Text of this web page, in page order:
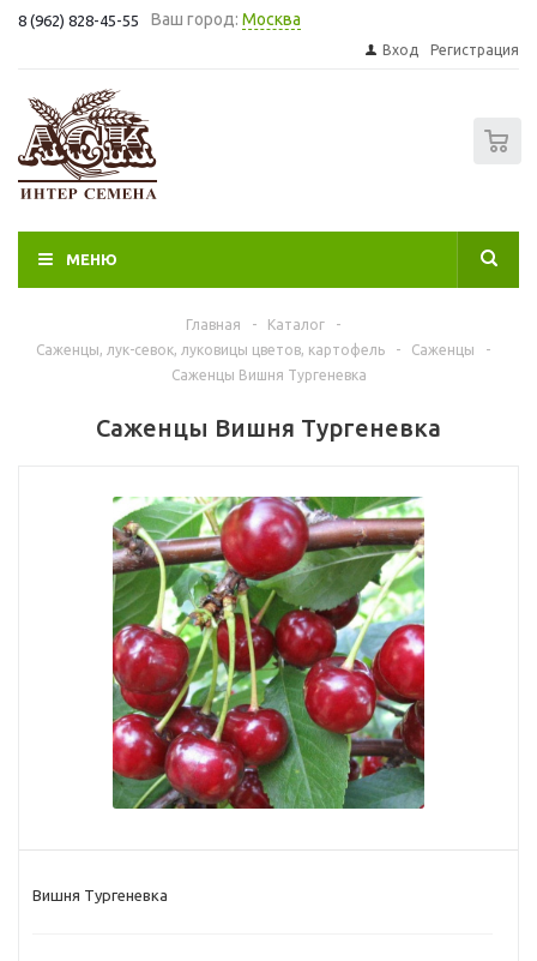
8 (962) 828-45-55 Ваш город: Москва
Вход Регистрация
МЕНЮ
Главная - Каталог
-
Саженцы, лук-севок, луковицы цветов, картофель
- Саженцы
-
Саженцы Вишня Тургеневка
Саженцы Вишня Тургеневка
Вишня Тургеневка